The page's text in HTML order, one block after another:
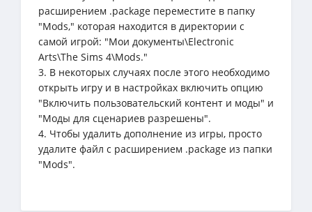
расширением .package переместите в папку
"Mods," которая находится в директории с
самой игрой: "Мои документы\Electronic
Arts\The Sims 4\Mods."
3. В некоторых случаях после этого необходимо
открыть игру и в настройках включить опцию
"Включить пользовательский контент и моды" и
"Моды для сценариев разрешены".
4. Чтобы удалить дополнение из игры, просто
удалите файл с расширением .package из папки
"Mods".